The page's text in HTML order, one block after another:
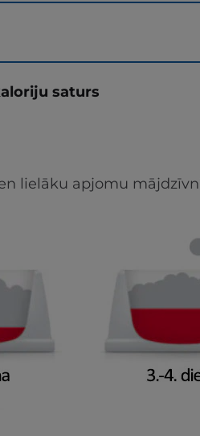
saturs
lielāku apjomu